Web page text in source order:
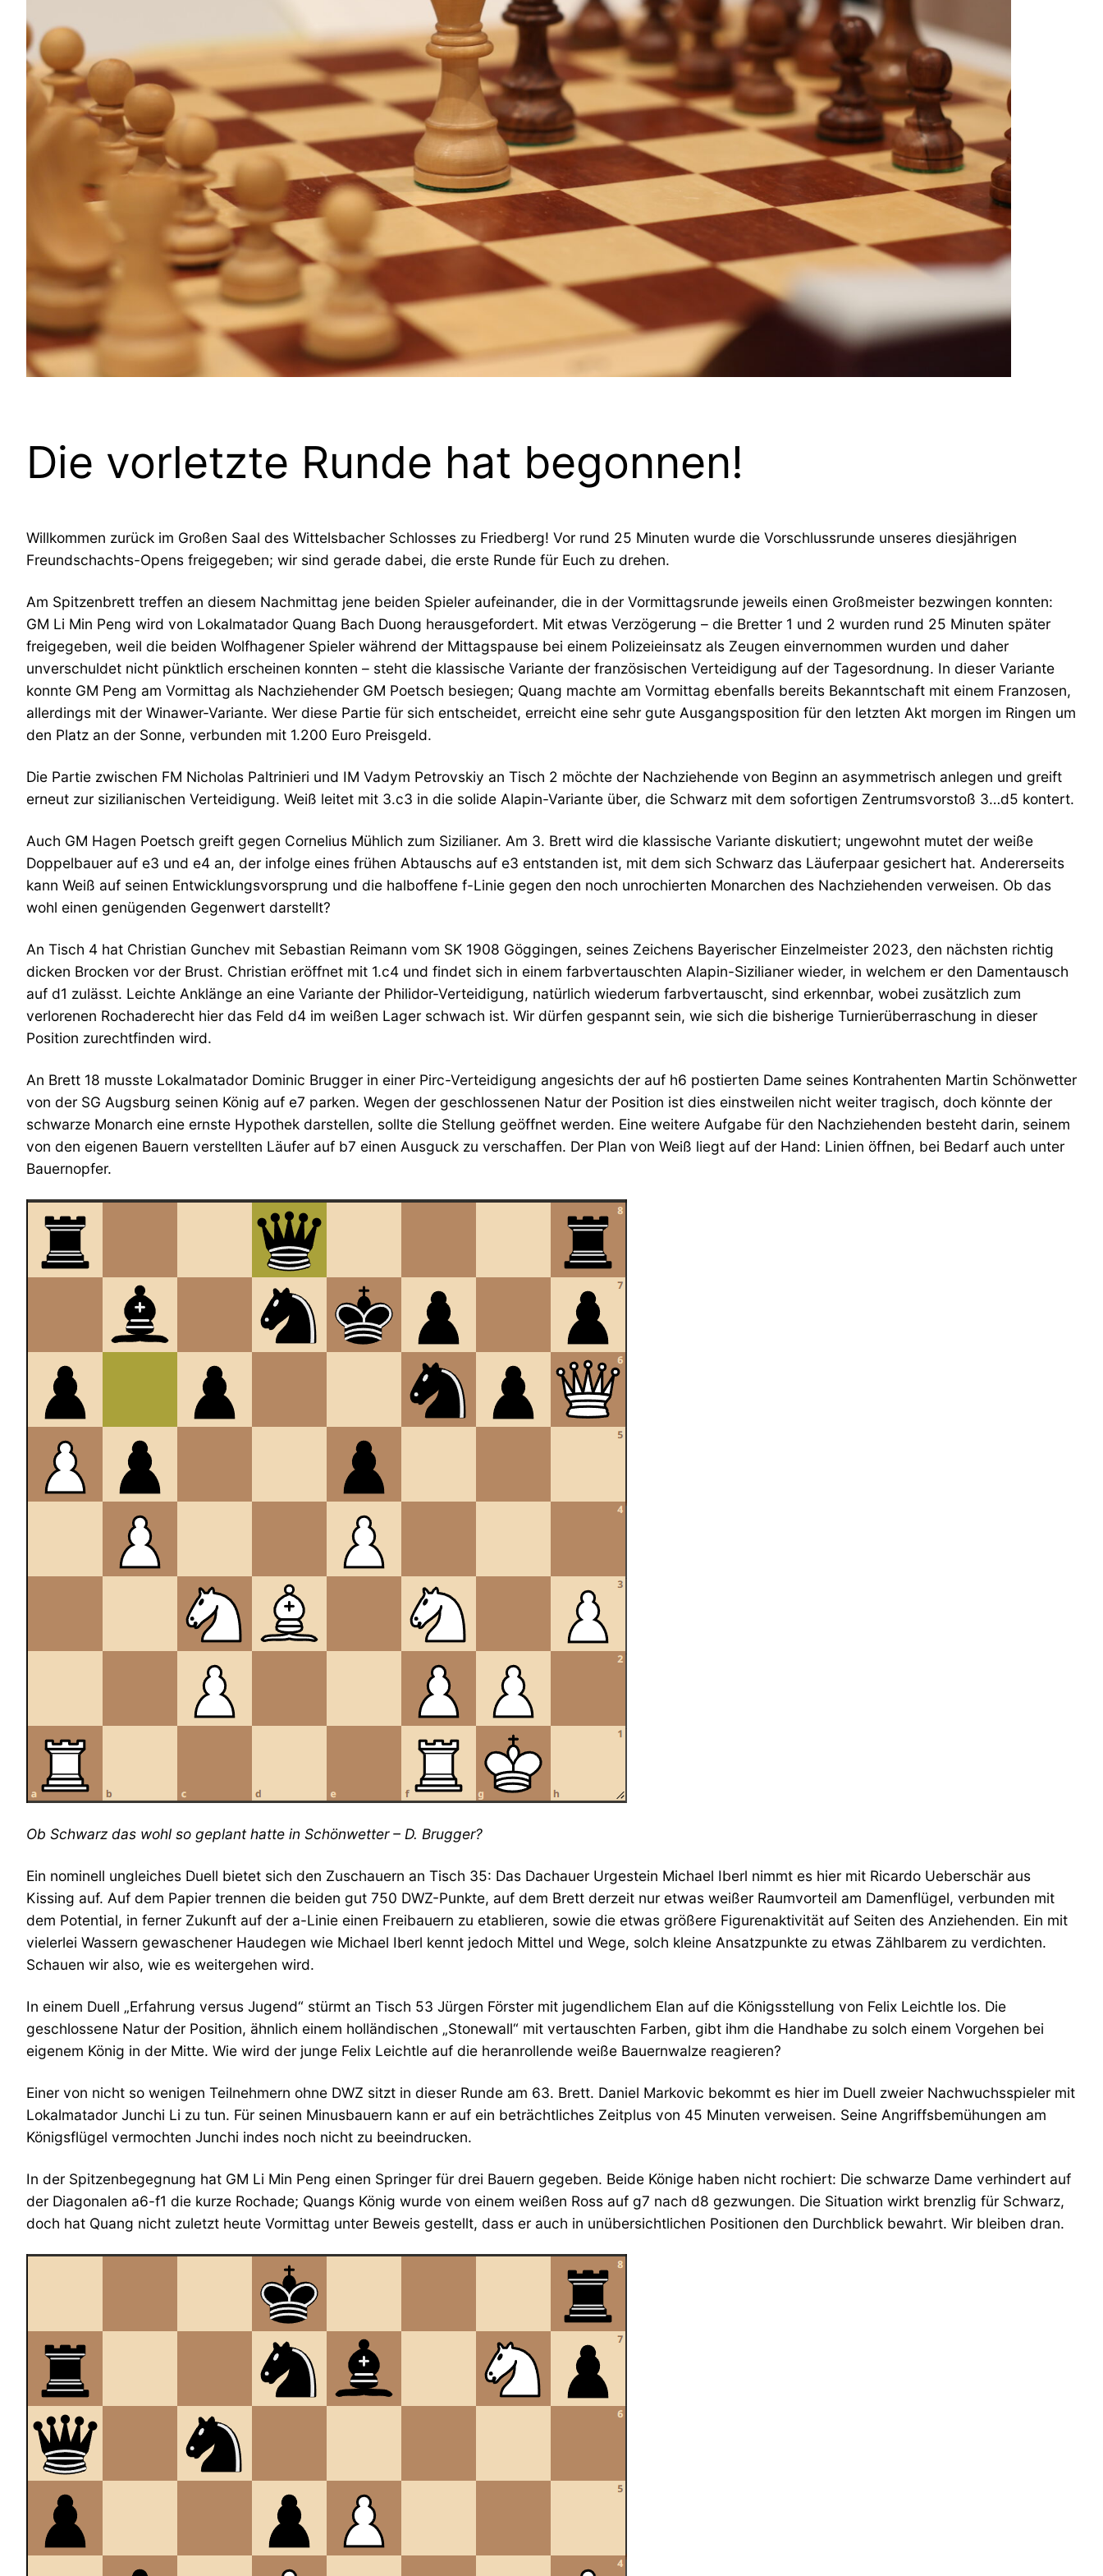
Die vorletzte Runde hat begonnen!
Willkommen zurück im Großen Saal des Wittelsbacher Schlosses zu Friedberg! Vor rund 25 Minuten wurde die Vorschlussrunde unseres diesjährigen
Freundschachts-Opens freigegeben; wir sind gerade dabei, die erste Runde für Euch zu drehen.
Am Spitzenbrett treffen an diesem Nachmittag jene beiden Spieler aufeinander, die in der Vormittagsrunde jeweils einen Großmeister bezwingen konnten:
GM Li Min Peng wird von Lokalmatador Quang Bach Duong herausgefordert. Mit etwas Verzögerung – die Bretter 1 und 2 wurden rund 25 Minuten später
freigegeben, weil die beiden Wolfhagener Spieler während der Mittagspause bei einem Polizeieinsatz als Zeugen einvernommen wurden und daher
unverschuldet nicht pünktlich erscheinen konnten – steht die klassische Variante der französischen Verteidigung auf der Tagesordnung. In dieser Variante
konnte GM Peng am Vormittag als Nachziehender GM Poetsch besiegen; Quang machte am Vormittag ebenfalls bereits Bekanntschaft mit einem Franzosen,
allerdings mit der Winawer-Variante. Wer diese Partie für sich entscheidet, erreicht eine sehr gute Ausgangsposition für den letzten Akt morgen im Ringen um
den Platz an der Sonne, verbunden mit 1.200 Euro Preisgeld.
Die Partie zwischen FM Nicholas Paltrinieri und IM Vadym Petrovskiy an Tisch 2 möchte der Nachziehende von Beginn an asymmetrisch anlegen und greift
erneut zur sizilianischen Verteidigung. Weiß leitet mit 3.c3 in die solide Alapin-Variante über, die Schwarz mit dem sofortigen Zentrumsvorstoß 3…d5 kontert.
Auch GM Hagen Poetsch greift gegen Cornelius Mühlich zum Sizilianer. Am 3. Brett wird die klassische Variante diskutiert; ungewohnt mutet der weiße
Doppelbauer auf e3 und e4 an, der infolge eines frühen Abtauschs auf e3 entstanden ist, mit dem sich Schwarz das Läuferpaar gesichert hat. Andererseits
kann Weiß auf seinen Entwicklungsvorsprung und die halboffene f-Linie gegen den noch unrochierten Monarchen des Nachziehenden verweisen. Ob das
wohl einen genügenden Gegenwert darstellt?
An Tisch 4 hat Christian Gunchev mit Sebastian Reimann vom SK 1908 Göggingen, seines Zeichens Bayerischer Einzelmeister 2023, den nächsten richtig
dicken Brocken vor der Brust. Christian eröffnet mit 1.c4 und findet sich in einem farbvertauschten Alapin-Sizilianer wieder, in welchem er den Damentausch
auf d1 zulässt. Leichte Anklänge an eine Variante der Philidor-Verteidigung, natürlich wiederum farbvertauscht, sind erkennbar, wobei zusätzlich zum
verlorenen Rochaderecht hier das Feld d4 im weißen Lager schwach ist. Wir dürfen gespannt sein, wie sich die bisherige Turnierüberraschung in dieser
Position zurechtfinden wird.
An Brett 18 musste Lokalmatador Dominic Brugger in einer Pirc-Verteidigung angesichts der auf h6 postierten Dame seines Kontrahenten Martin Schönwetter
von der SG Augsburg seinen König auf e7 parken. Wegen der geschlossenen Natur der Position ist dies einstweilen nicht weiter tragisch, doch könnte der
schwarze Monarch eine ernste Hypothek darstellen, sollte die Stellung geöffnet werden. Eine weitere Aufgabe für den Nachziehenden besteht darin, seinem
von den eigenen Bauern verstellten Läufer auf b7 einen Ausguck zu verschaffen. Der Plan von Weiß liegt auf der Hand: Linien öffnen, bei Bedarf auch unter
Bauernopfer.
Ob Schwarz das wohl so geplant hatte in Schönwetter – D. Brugger?
Ein nominell ungleiches Duell bietet sich den Zuschauern an Tisch 35: Das Dachauer Urgestein Michael Iberl nimmt es hier mit Ricardo Ueberschär aus
Kissing auf. Auf dem Papier trennen die beiden gut 750 DWZ-Punkte, auf dem Brett derzeit nur etwas weißer Raumvorteil am Damenflügel, verbunden mit
dem Potential, in ferner Zukunft auf der a-Linie einen Freibauern zu etablieren, sowie die etwas größere Figurenaktivität auf Seiten des Anziehenden. Ein mit
vielerlei Wassern gewaschener Haudegen wie Michael Iberl kennt jedoch Mittel und Wege, solch kleine Ansatzpunkte zu etwas Zählbarem zu verdichten.
Schauen wir also, wie es weitergehen wird.
In einem Duell „Erfahrung versus Jugend“ stürmt an Tisch 53 Jürgen Förster mit jugendlichem Elan auf die Königsstellung von Felix Leichtle los. Die
geschlossene Natur der Position, ähnlich einem holländischen „Stonewall“ mit vertauschten Farben, gibt ihm die Handhabe zu solch einem Vorgehen bei
eigenem König in der Mitte. Wie wird der junge Felix Leichtle auf die heranrollende weiße Bauernwalze reagieren?
Einer von nicht so wenigen Teilnehmern ohne DWZ sitzt in dieser Runde am 63. Brett. Daniel Markovic bekommt es hier im Duell zweier Nachwuchsspieler mit
Lokalmatador Junchi Li zu tun. Für seinen Minusbauern kann er auf ein beträchtliches Zeitplus von 45 Minuten verweisen. Seine Angriffsbemühungen am
Königsflügel vermochten Junchi indes noch nicht zu beeindrucken.
In der Spitzenbegegnung hat GM Li Min Peng einen Springer für drei Bauern gegeben. Beide Könige haben nicht rochiert: Die schwarze Dame verhindert auf
der Diagonalen a6-f1 die kurze Rochade; Quangs König wurde von einem weißen Ross auf g7 nach d8 gezwungen. Die Situation wirkt brenzlig für Schwarz,
doch hat Quang nicht zuletzt heute Vormittag unter Beweis gestellt, dass er auch in unübersichtlichen Positionen den Durchblick bewahrt. Wir bleiben dran.